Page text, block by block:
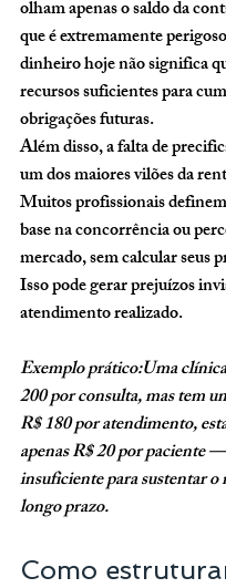
olham apenas o saldo da
que é extremamente
dinheiro hoje não significa
recursos suficientes para
obrigações futuras.
Além disso, a falta de
um dos maiores vilões da
Muitos profissionais
base na concorrência ou
mercado, sem calcular seus
Isso pode gerar prejuízos
atendimento realizado.
Exemplo prático:Uma
200 por consulta, mas tem
R$ 180 por atendimento,
apenas R$ 20 por paciente
insuficiente para sustentar
longo prazo.
Como